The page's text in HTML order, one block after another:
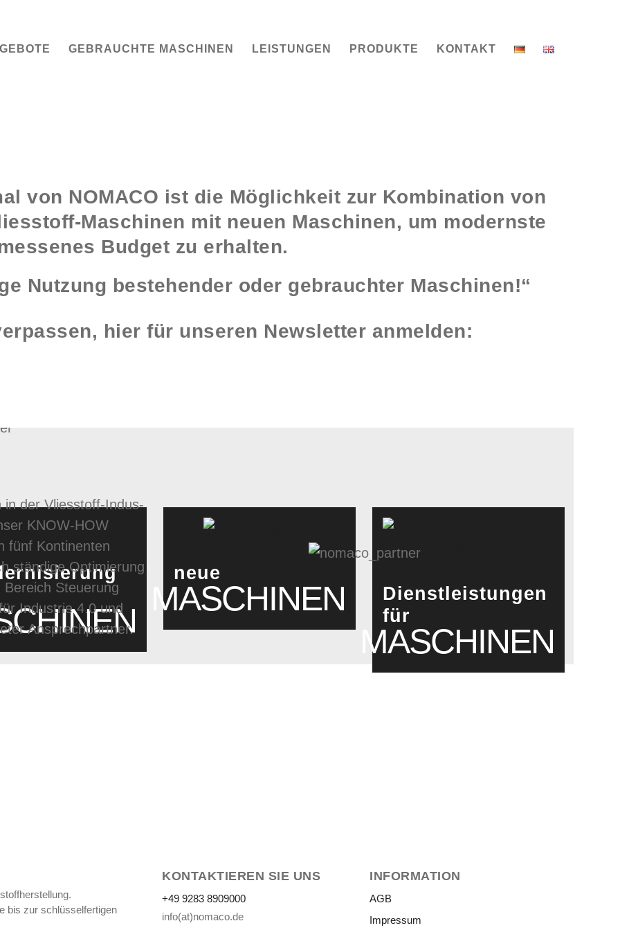
GEBRAUCHTE MASCHINEN LEISTUNGEN PRODUKTE KONTAKT
von NOMACO ist die Möglichkeit zur Kombination von
Maschinen mit neuen Maschinen, um modernste
Budget zu erhalten.
Nutzung bestehender oder gebrauchter Maschinen!“
hier für unseren Newsletter anmelden:
in der Vliesstoff-Indus­
KNOW-HOW
fünf Kontinenten
ständige Optimierung
Steuerung
Industrie 4.0 und
Ansprechpartner.
neue
MASCHINEN
Dienstleistungen
für
MASCHINEN
bis zur schlüsselfertigen
KONTAKTIEREN SIE UNS
+49 9283 8909000
info(at)nomaco.de
INFORMATION
AGB
Impressum